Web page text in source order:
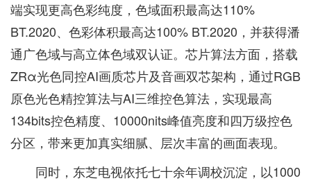
端实现更高色彩纯度，色域面积最高达110%
BT.2020、色彩体积最高达100% BT.2020，并获得潘
通广色域与高立体色域双认证。芯片算法方面，搭载
ZRα光色同控AI画质芯片及音画双芯架构，通过RGB
原色光色精控算法与AI三维控色算法，实现最高
134bits控色精度、10000nits峰值亮度和四万级控色
分区，带来更加真实细腻、层次丰富的画面表现。
同时，东芝电视依托七十余年调校沉淀，以1000